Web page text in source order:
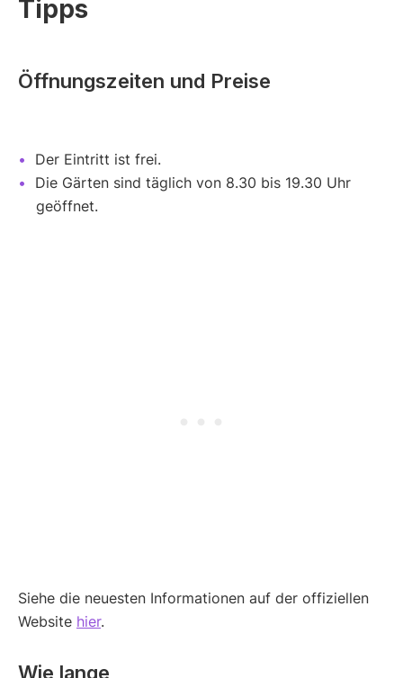
Tipps
Öffnungszeiten und Preise
Der Eintritt ist frei.
Die Gärten sind täglich von 8.30 bis 19.30 Uhr
geöffnet.
Siehe die neuesten Informationen auf der offiziellen
Website hier.
Wie lange